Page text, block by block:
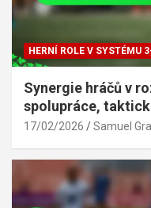
HERNÍ ROLE V SYSTÉMU
Synergie hráčů v
spolupráce,
17/02/2026 Samuel